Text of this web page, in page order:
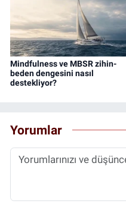
Mindfulness ve MBSR zihin-
beden dengesini nasıl
destekliyor?
Yorumlar